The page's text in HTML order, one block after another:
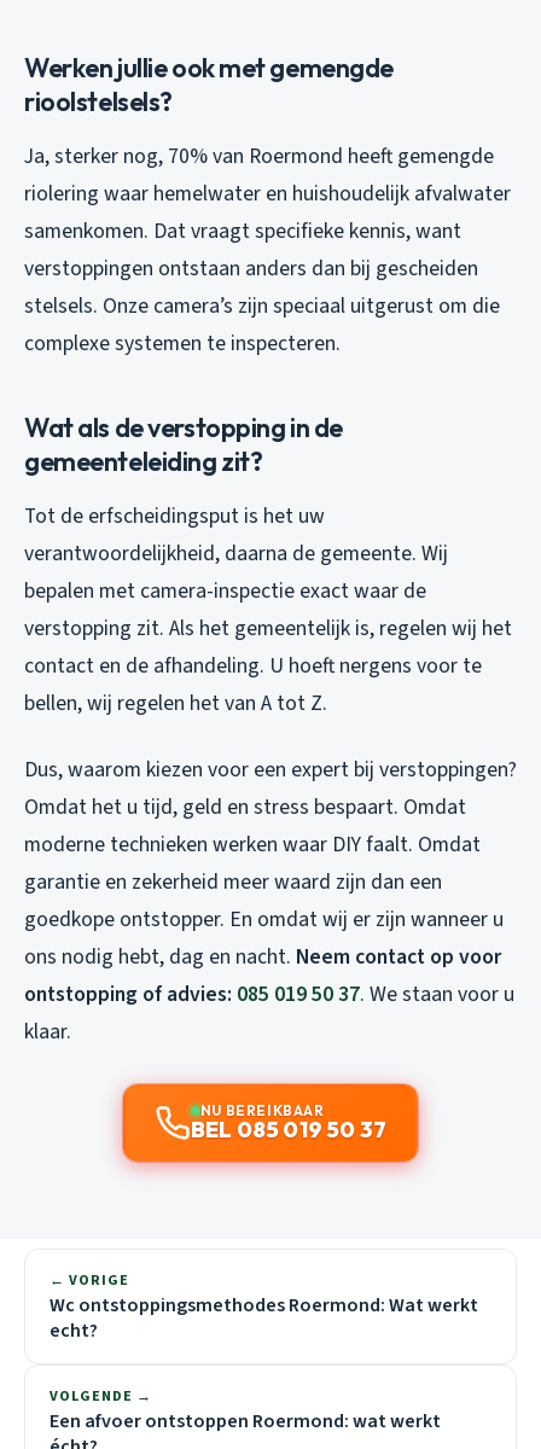
Werken jullie ook met gemengde
rioolstelsels?
Ja, sterker nog, 70% van Roermond heeft gemengde
riolering waar hemelwater en huishoudelijk afvalwater
samenkomen. Dat vraagt specifieke kennis, want
verstoppingen ontstaan anders dan bij gescheiden
stelsels. Onze camera’s zijn speciaal uitgerust om die
complexe systemen te inspecteren.
Wat als de verstopping in de
gemeenteleiding zit?
Tot de erfscheidingsput is het uw
verantwoordelijkheid, daarna de gemeente. Wij
bepalen met camera-inspectie exact waar de
verstopping zit. Als het gemeentelijk is, regelen wij het
contact en de afhandeling. U hoeft nergens voor te
bellen, wij regelen het van A tot Z.
Dus, waarom kiezen voor een expert bij verstoppingen?
Omdat het u tijd, geld en stress bespaart. Omdat
moderne technieken werken waar DIY faalt. Omdat
garantie en zekerheid meer waard zijn dan een
goedkope ontstopper. En omdat wij er zijn wanneer u
ons nodig hebt, dag en nacht. Neem contact op voor
ontstopping of advies: 085 019 50 37. We staan voor u
klaar.
NU BEREIKBAAR
BEL 085 019 50 37
← VORIGE
Wc ontstoppingsmethodes Roermond: Wat werkt
echt?
VOLGENDE →
Een afvoer ontstoppen Roermond: wat werkt